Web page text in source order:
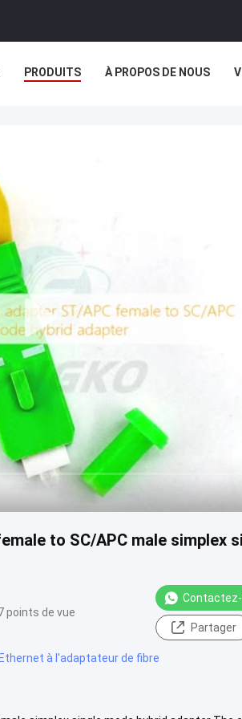
PRODUITS À PROPOS DE NOUS
to SC/APC male simplex
points de vue
Partager
à l'adaptateur de fibre